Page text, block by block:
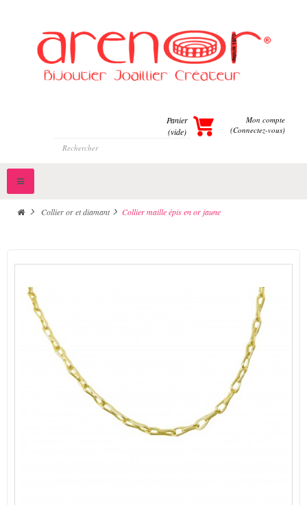
Mon compte
(Connectez-vous)
Panier
(vide)
Toggle
navigation
>
Collier or et diamant > Collier maille épis en or jaune